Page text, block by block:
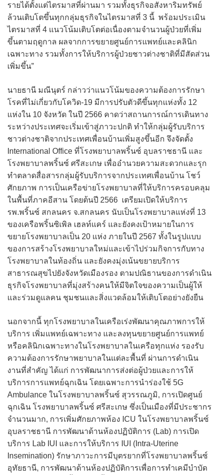
รายได้ตั้งแต่ไตรมาสที่ผ่านมา รวมทั้งธุรกิจอสังหาริมทรัพย์
ล้วนเติบโตขึ้นทุกกลุ่มธุรกิจในไตรมาสที่ 3 นี้ พร้อมประเมิน
ไตรมาสที่ 4 แนวโน้มเติบโตต่อเนื่องตามจำนวนผู้ป่วยที่เพิ่ม
ขึ้นตามฤดูกาล ผลจากการขยายศูนย์การแพทย์และคลินิก
เฉพาะทาง รวมทั้งการให้บริการผู้ป่วยชาวต่างชาติที่มีสัดส่วน
เพิ่มขึ้น”
นายธานี มณีนุตร์ กล่าวว่าแนวโน้มของความต้องการรักษา
โรคที่ไม่เกี่ยวกับโควิด-19 มีการปรับตัวดีขึ้นทุกแห่งทั้ง 12
แห่งใน 10 จังหวัด ในปี 2566 คาดว่าสถานการณ์การเดินทาง
ระหว่างประเทศจะเริ่มเข้าสู่ภาวะปกติ ทำให้กลุ่มผู้รับบริการ
ชาวต่างชาติจากประเทศเพื่อนบ้านเพิ่มสูงขึ้นอีก จึงจัดตั้ง
International Office ที่โรงพยาบาลพริ้นซ์ อุบลราชธานี และ
โรงพยาบาลพริ้นซ์ ศรีสะเกษ เพื่ออำนวยความสะดวกและรุก
ทำตลาดสื่อสารกลุ่มผู้รับบริการจากประเทศเพื่อนบ้าน โชว์
ศักยภาพ การเป็นเครือข่ายโรงพยาบาลที่ให้บริการครอบคลุม
ในพื้นที่ภาคอีสาน โดยต้นปี 2566 เตรียมเปิดให้บริการ
รพ.พริ้นซ์ สกลนคร จ.สกลนคร นับเป็นโรงพยาบาลแห่งที่ 13
ของเครือพริ้นซิเพิล เฮลท์แคร์ และยังคงเป้าหมายในการ
ขยายโรงพยาบาลเป็น 20 แห่ง ภายในปี 2567 ทั้งในรูปแบบ
ของการสร้างโรงพยาบาลใหม่และเข้าไปร่วมกิจการกับทาง
โรงพยาบาลในท้องถิ่น และยังคงมุ่งเน้นขยายบริการ
สาธารณสุขไปยังจังหวัดเมืองรอง ตามปณิธานของการดำเนิน
ธุรกิจโรงพยาบาลที่มุ่งสร้างคนให้มีจิตใจของความเป็นผู้ให้
และร่วมดูแลคน ชุมชนและสิ่งแวดล้อมให้เติบโตอย่างยังยืน
นอกจากนี้ ทุกโรงพยาบาลในเครือเร่งพัฒนาคุณภาพการให้
บริการ เพิ่มแพทย์เฉพาะทาง และลงทุนขยายศูนย์การแพทย์
หรือคลินิกเฉพาะทางในโรงพยาบาลในเครือทุกแห่ง รองรับ
ความต้องการรักษาพยาบาลในแต่ละพื้นที่ ผ่านการดำเนิน
งานที่สำคัญ ได้แก่ การพัฒนาการส่งต่อผู้ป่วยและการให้
บริการการแพทย์ฉุกเฉิน โดยเฉพาะการนำร่องใช้ 5G
Ambulance ในโรงพยาบาลพริ้นซ์ สุวรรณภูมิ, การเปิดศูนย์
ฉุกเฉิน โรงพยาบาลพริ้นซ์ ศรีสะเกษ ซึ่งเป็นเมืองที่มีประชากร
จำนวนมาก, การเพิ่มศักยภาพห้อง ICU ในโรงพยาบาลพริ้นซ์
อุบลราชธานี การพัฒนาด้านห้องปฏิบัติการ (Lab) การเปิด
บริการ Lab IUI และการให้บริการ IUI (Intra-Uterine
Insemination) รักษาภาวะการมีบุตรยากที่โรงพยาบาลพริ้นซ์
อุทัยธานี, การพัฒนาด้านห้องปฏิบัติการเพื่อการทำเคมีบำบัด